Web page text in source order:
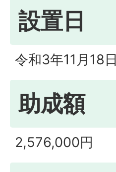
設置日
令和3年11月18日
助成額
2,576,000円